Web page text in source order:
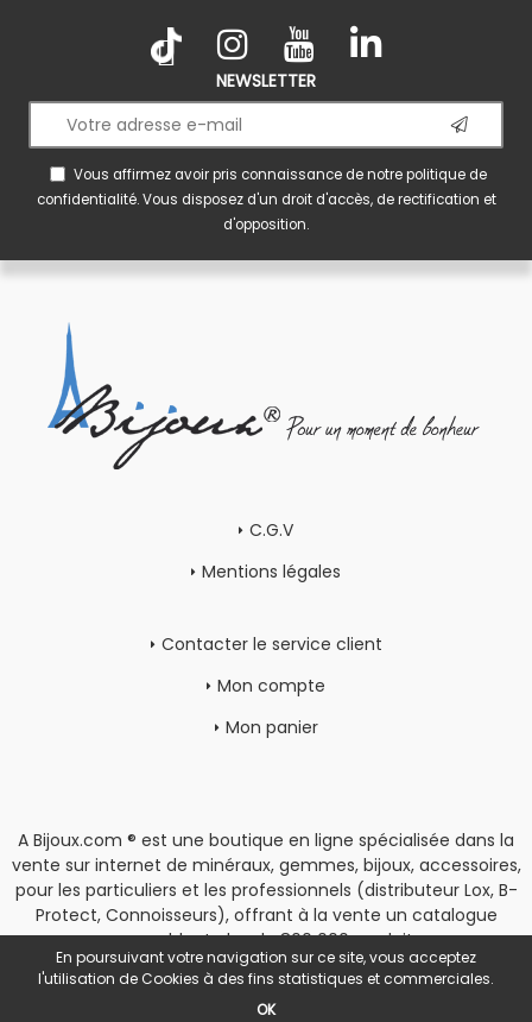
NEWSLETTER
Vous affirmez avoir pris connaissance de notrepolitique de
confidentialité. Vous disposez d'un droit d'accès, de rectification et
d'opposition.
C.G.V
Mentions légales
Contacter le service client
Mon compte
Mon panier
A Bijoux.com ® est une boutique en ligne spécialisée dans la
vente sur internet de minéraux, gemmes, bijoux, accessoires,
pour les particuliers et les professionnels (distributeur Lox, B-
Protect, Connoisseurs), offrant à la vente un catalogue
rassemblant plus de 800 000 produits.
Copyright| Espace Pro
POWERED BY YPROXIMITÉ / STORE FACTORY
En poursuivant votre navigation sur ce site, vous acceptez
l'utilisation de Cookies à des fins statistiques et commerciales.
OK